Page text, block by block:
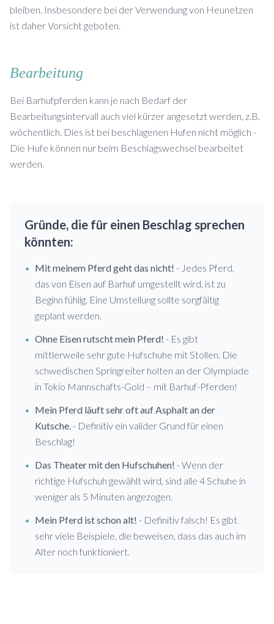
bleiben. Insbesondere bei der Verwendung von Heunetzen
ist daher Vorsicht geboten.
Bearbeitung
Bei Barhufpferden kann je nach Bedarf der
Bearbeitungsintervall auch viel kürzer angesetzt werden, z.B.
wöchentlich. Dies ist bei beschlagenen Hufen nicht möglich -
Die Hufe können nur beim Beschlagswechsel bearbeitet
werden.
Gründe, die für einen Beschlag sprechen
könnten:
• Mit meinem Pferd geht das nicht! - Jedes Pferd,
das von Eisen auf Barhuf umgestellt wird, ist zu
Beginn fühlig. Eine Umstellung sollte sorgfältig
geplant werden.
• Ohne Eisen rutscht mein Pferd! - Es gibt
mittlerweile sehr gute Hufschuhe mit Stollen. Die
schwedischen Springreiter holten an der Olympiade
in Tokio Mannschafts-Gold – mit Barhuf-Pferden!
• Mein Pferd läuft sehr oft auf Asphalt an der
Kutsche.- Definitiv ein valider Grund für einen
Beschlag!
• Das Theater mit den Hufschuhen! - Wenn der
richtige Hufschuh gewählt wird, sind alle 4 Schuhe in
weniger als 5 Minuten angezogen.
• Mein Pferd ist schon alt! - Definitiv falsch! Es gibt
sehr viele Beispiele, die beweisen, dass das auch im
Alter noch funktioniert.